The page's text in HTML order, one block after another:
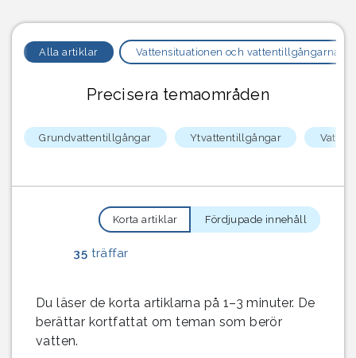
Alla artiklar Vattensituationen och vattentillgångarna
Precisera temaområden
Grundvattentillgångar Ytvattentillgångar
Korta artiklar Fördjupade innehåll
35 träffar
Du läser de korta artiklarna på 1–3 minuter. De
berättar kortfattat om teman som berör
vatten.